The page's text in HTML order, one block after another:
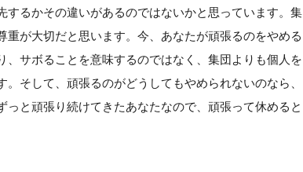
るかその違いがあるのではないかと思っています。集
が大切だと思います。今、あなたが頑張るのをやめる
サボることを意味するのではなく、集団よりも個人を
そして、頑張るのがどうしてもやめられないのなら、
と頑張り続けてきたあなたなので、頑張って休めると